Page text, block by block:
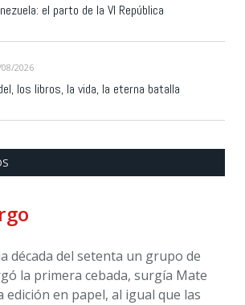
el parto de la VI República
2026
los libros, la vida, la eterna batalla
década del setenta un grupo de
la primera cebada, surgía Mate
edición en papel, al igual que las